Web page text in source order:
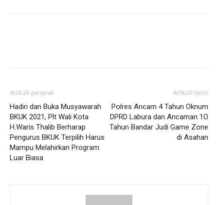
Artikulli paraprak
Hadiri dan Buka Musyawarah
BKUK 2021, Plt Wali Kota
H.Waris Thalib Berharap
Pengurus BKUK Terpilih Harus
Mampu Melahirkan Program
Luar Biasa
Artikulli tjetër
Polres Ancam 4 Tahun Oknum
DPRD Labura dan Ancaman 1O
Tahun Bandar Judi Game Zone
di Asahan